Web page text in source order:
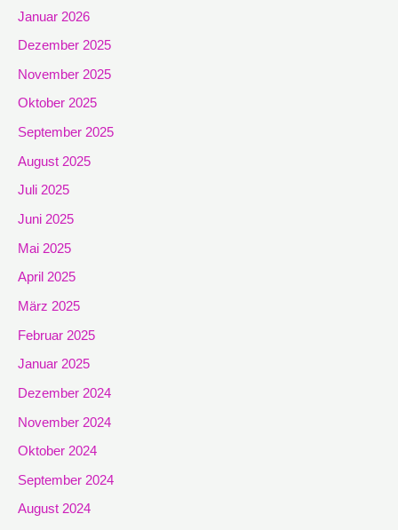
Januar 2026
Dezember 2025
November 2025
Oktober 2025
September 2025
August 2025
Juli 2025
Juni 2025
Mai 2025
April 2025
März 2025
Februar 2025
Januar 2025
Dezember 2024
November 2024
Oktober 2024
September 2024
August 2024